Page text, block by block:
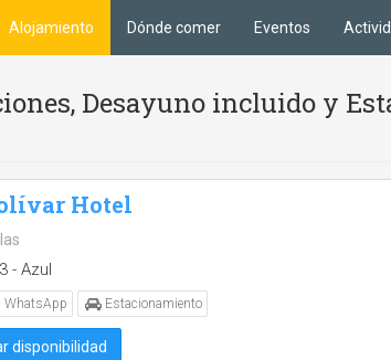
Alojamiento Dónde comer Eventos
Desayuno incluido y
Hotel
- Azul
WhatsApp Estacionamiento
disponibilidad